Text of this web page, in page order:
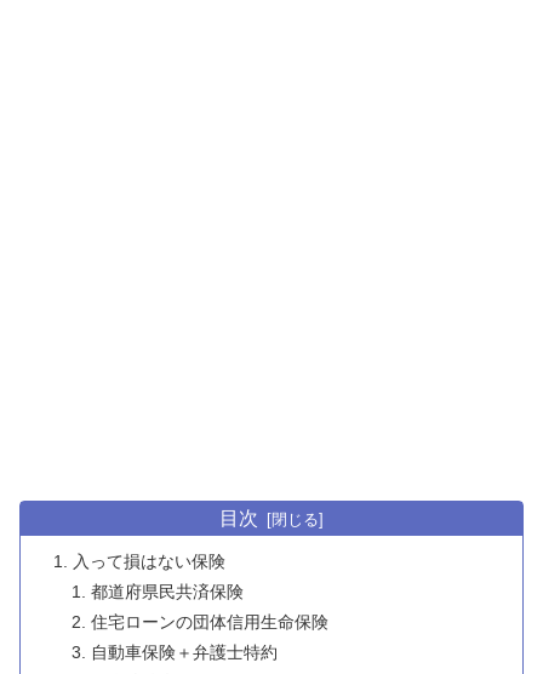
目次
入って損はない保険
都道府県民共済保険
住宅ローンの団体信用生命保険
自動車保険＋弁護士特約